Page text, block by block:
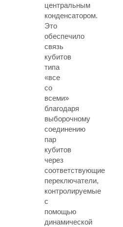
центральным
конденсатором.
Это
обеспечило
связь
кубитов
типа
«все
со
всеми»
благодаря
выборочному
соединению
пар
кубитов
через
соответствующие
переключатели,
контролируемые
с
помощью
динамической